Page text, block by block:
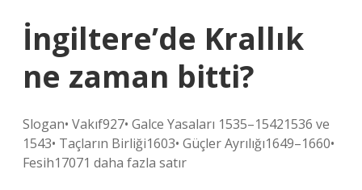
İngiltere’de Krallık
ne zaman bitti?
Slogan• Vakıf927• Galce Yasaları 1535–15421536 ve
1543• Taçların Birliği1603• Güçler Ayrılığı1649–1660•
Fesih17071 daha fazla satır